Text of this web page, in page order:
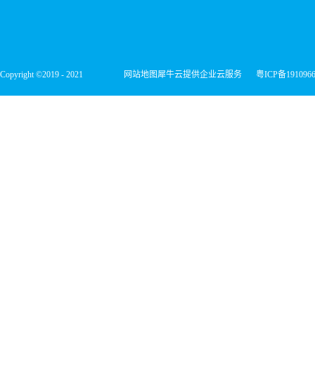
Copyright ©2019 - 2021 网站地图犀牛云提供企业云服务 粤ICP备